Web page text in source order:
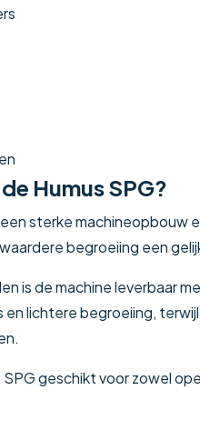
Humus SPG?
sterke machineopbouw
begroeiing een
is de machine leverbaar
en lichtere begroeiing,
geschikt voor zowel